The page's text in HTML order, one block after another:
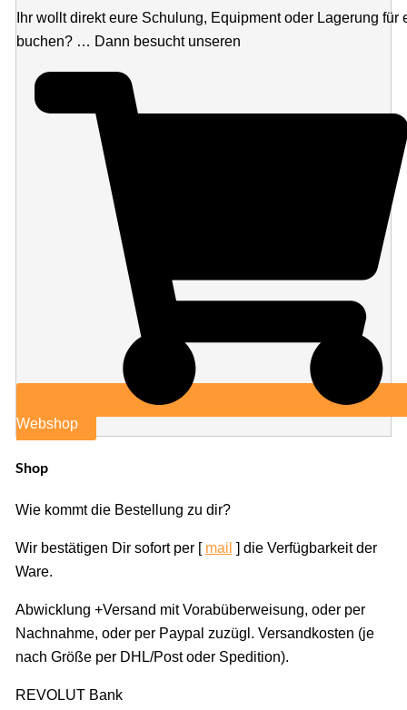
Ihr wollt direkt eure Schulung, Equipment oder Lagerung für
buchen? … Dann besucht unseren
Webshop
Shop
Wie kommt die Bestellung zu dir?
Wir bestätigen Dir sofort per [ mail ] die Verfügbarkeit der
Ware.
Abwicklung +Versand mit Vorabüberweisung, oder per
Nachnahme, oder per Paypal zuzügl. Versandkosten (je
nach Größe per DHL/Post oder Spedition).
REVOLUT Bank